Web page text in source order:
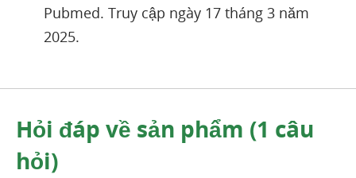
Pubmed. Truy cập ngày 17 tháng 3 năm
2025.
Hỏi đáp về sản phẩm (1 câu
hỏi)